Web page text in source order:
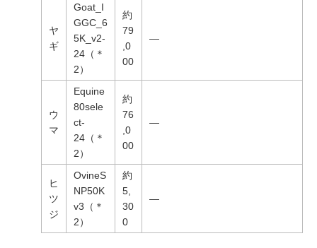
ヤ
ギ
Goat_I
GGC_6
5K_v2-
24（＊
2）
約
79
,0
00
―
ウ
マ
Equine
80sele
ct-
24（＊
2）
約
76
,0
00
―
ヒ
ツ
ジ
OvineS
NP50K
v3（＊
2）
約
5,
30
0
―